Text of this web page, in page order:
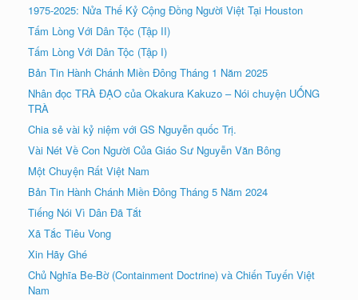
1975-2025: Nửa Thế Kỷ Cộng Đồng Người Việt Tại Houston
Tấm Lòng Với Dân Tộc (Tập II)
Tấm Lòng Với Dân Tộc (Tập I)
Bản Tin Hành Chánh Miền Đông Tháng 1 Năm 2025
Nhân đọc TRÀ ÐẠO của Okakura Kakuzo – Nói chuyện UỐNG
TRÀ
Chia sẻ vài kỷ niệm với GS Nguyễn quốc Trị.
Vài Nét Về Con Người Của Giáo Sư Nguyễn Văn Bông
Một Chuyện Rất Việt Nam
Bản Tin Hành Chánh Miền Đông Tháng 5 Năm 2024
Tiếng Nói Vì Dân Đã Tắt
Xã Tắc Tiêu Vong
Xin Hãy Ghé
Chủ Nghĩa Be-Bờ (Containment Doctrine) và Chiến Tuyến Việt
Nam